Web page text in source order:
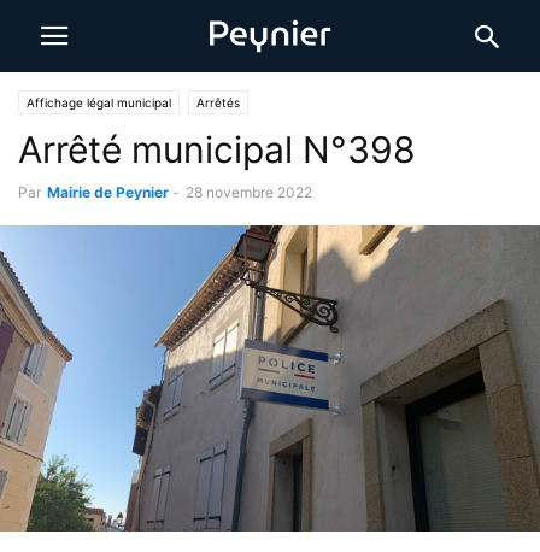
Affichage légal municipal Arrêtés
Arrêté municipal N°398
Par Mairie de Peynier - 28 novembre 2022